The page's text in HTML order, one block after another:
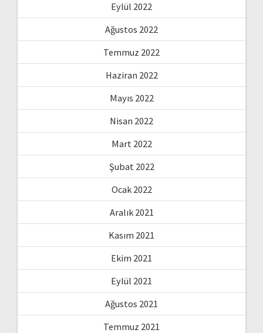
Eylül 2022
Ağustos 2022
Temmuz 2022
Haziran 2022
Mayıs 2022
Nisan 2022
Mart 2022
Şubat 2022
Ocak 2022
Aralık 2021
Kasım 2021
Ekim 2021
Eylül 2021
Ağustos 2021
Temmuz 2021